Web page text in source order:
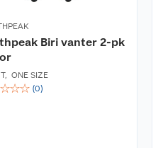
Biri vanter 2-pk
, ONE SIZE
☆☆☆ (0)